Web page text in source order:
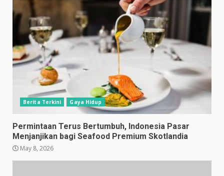
Berita Terkini Gaya Hidup
Permintaan Terus Bertumbuh, Indonesia Pasar
Menjanjikan bagi Seafood Premium Skotlandia
May 8, 2026